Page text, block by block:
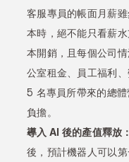
客服專員的帳面月薪
本時，絕不能只看薪
本開銷，且每個公司
公室租金、員工福利
5 名專員所帶來的總
負擔。
導入 AI 後的產值釋放：
後，預計機器人可以